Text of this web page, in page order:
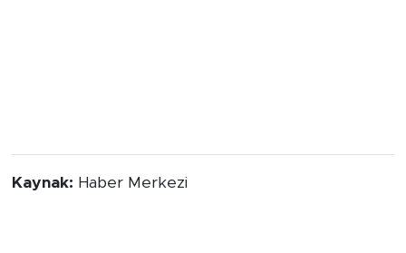
Kaynak: Haber Merkezi